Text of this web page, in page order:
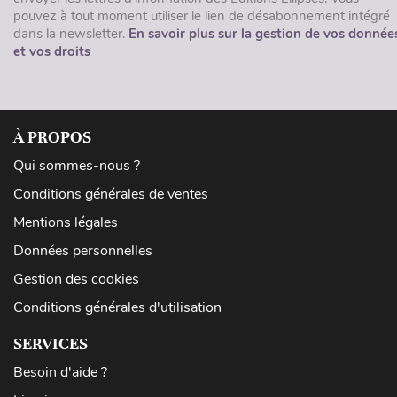
pouvez à tout moment utiliser le lien de désabonnement intégré
dans la newsletter. En savoir plus sur la gestion de vos
et vos droits
À PROPOS
Qui sommes-nous ?
Conditions générales de ventes
Mentions légales
Données personnelles
Gestion des cookies
Conditions générales d'utilisation
SERVICES
Besoin d'aide ?